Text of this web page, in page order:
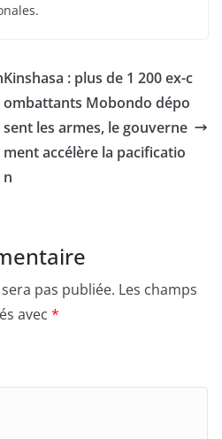
Kinshasa : plus de 1 200 ex-c
ombattants Mobondo dépo
sent les armes, le gouverne
ment accélère la pacificatio
n
pas publiée. Les champs
avec *